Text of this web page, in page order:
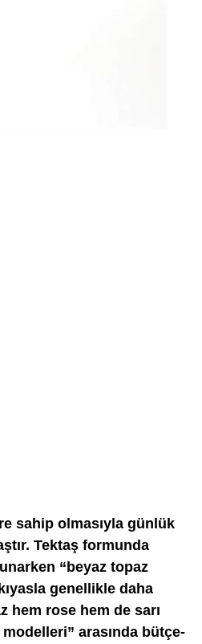
sahip olmasıyla günlük
Tektaş formunda
“beyaz topaz
genellikle daha
hem rose hem de sarı
arasında bütçe-